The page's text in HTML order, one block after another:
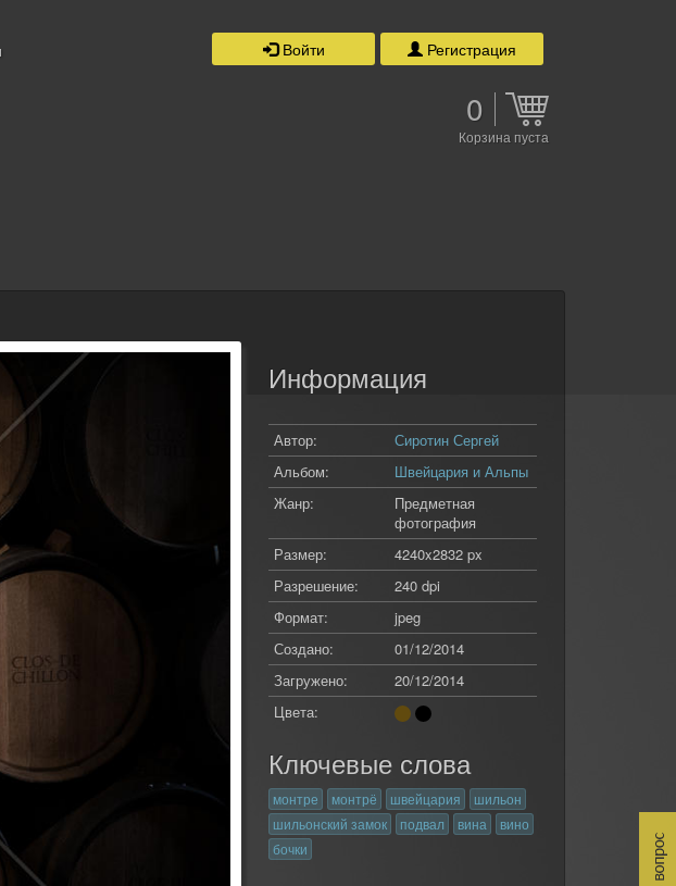
Войти Регистрация
0
Корзина пуста
Информация
Автор:
Сиротин Сергей
Альбом:
Швейцария и Альпы
Жанр:
Предметная
фотография
Размер:
4240x2832 px
Разрешение:
240 dpi
Формат:
jpeg
Создано:
01/12/2014
Загружено:
20/12/2014
Цвета:
Ключевые слова
монтре монтрё швейцария
шильон
шильонский замок
подвал вина
вино
бочки